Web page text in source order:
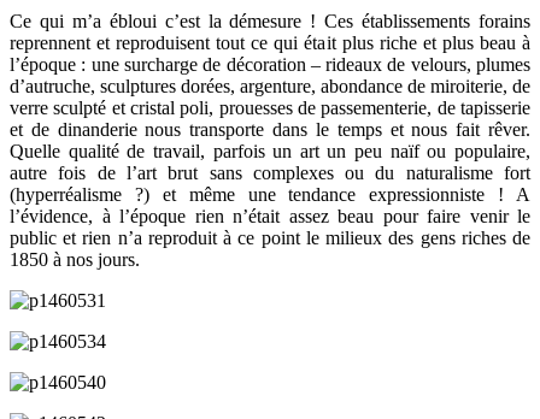
Ce qui m’a ébloui c’est la démesure ! Ces établissements forains
reprennent et reproduisent tout ce qui était plus riche et plus beau à
l’époque : une surcharge de décoration – rideaux de velours, plumes
d’autruche, sculptures dorées, argenture, abondance de miroiterie, de
verre sculpté et cristal poli, prouesses de passementerie, de tapisserie
et de dinanderie nous transporte dans le temps et nous fait rêver.
Quelle qualité de travail, parfois un art un peu naïf ou populaire,
autre fois de l’art brut sans complexes ou du naturalisme fort
(hyperréalisme ?) et même une tendance expressionniste ! A
l’évidence, à l’époque rien n’était assez beau pour faire venir le
public et rien n’a reproduit à ce point le milieux des gens riches de
1850 à nos jours.